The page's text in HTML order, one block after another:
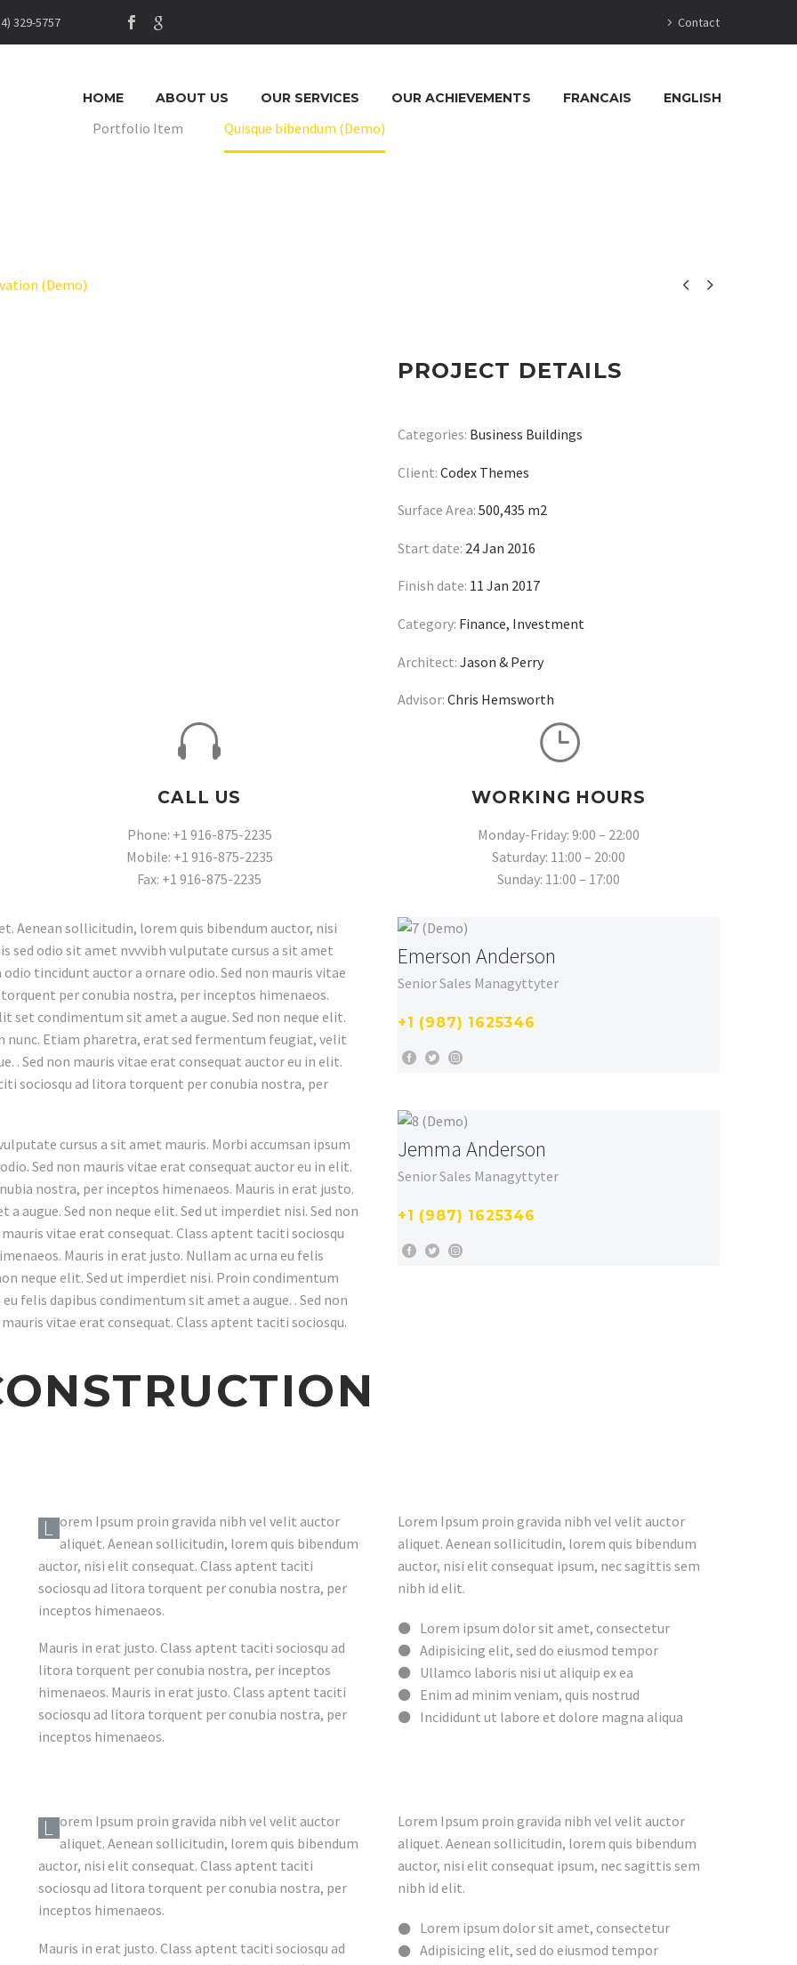
329-5757 Contact
HOME ABOUT US OUR SERVICES OUR ACHIEVEMENTS FRANCAIS ENGLISH
Portfolio Item Quisque bibendum (Demo)
 
(Demo)
PROJECT DETAILS
Categories: Business Buildings
Client: Codex Themes
Surface Area: 500,435 m2
Start date: 24 Jan 2016
Finish date: 11 Jan 2017
Category: Finance, Investment
Architect: Jason & Perry
Advisor: Chris Hemsworth
CALL US
Phone: +1 916-875-2235
Mobile: +1 916-875-2235
Fax: +1 916-875-2235
WORKING HOURS
Monday-Friday: 9:00 – 22:00
Saturday: 11:00 – 20:00
Sunday: 11:00 – 17:00
Aenean sollicitudin, lorem quis bibendum auctor, nisi
sed odio sit amet nvvvibh vulputate cursus a sit amet
tincidunt auctor a ornare odio. Sed non mauris vitae
per conubia nostra, per inceptos himenaeos.
set condimentum sit amet a augue. Sed non neque elit.
Etiam pharetra, erat sed fermentum feugiat, velit
. Sed non mauris vitae erat consequat auctor eu in elit.
sociosqu ad litora torquent per conubia nostra, per
cursus a sit amet mauris. Morbi accumsan ipsum
Sed non mauris vitae erat consequat auctor eu in elit.
nostra, per inceptos himenaeos. Mauris in erat justo.
augue. Sed non neque elit. Sed ut imperdiet nisi. Sed non
vitae erat consequat. Class aptent taciti sociosqu
Mauris in erat justo. Nullam ac urna eu felis
neque elit. Sed ut imperdiet nisi. Proin condimentum
felis dapibus condimentum sit amet a augue. . Sed non
vitae erat consequat. Class aptent taciti sociosqu.
Emerson Anderson
Senior Sales Managyttyter
+1 (987) 1625346
Jemma Anderson
Senior Sales Managyttyter
+1 (987) 1625346
L orem Ipsum proin gravida nibh vel velit auctor
aliquet. Aenean sollicitudin, lorem quis bibendum
auctor, nisi elit consequat. Class aptent taciti
sociosqu ad litora torquent per conubia nostra, per
inceptos himenaeos.
Mauris in erat justo. Class aptent taciti sociosqu ad
litora torquent per conubia nostra, per inceptos
himenaeos. Mauris in erat justo. Class aptent taciti
sociosqu ad litora torquent per conubia nostra, per
inceptos himenaeos.
Lorem Ipsum proin gravida nibh vel velit auctor
aliquet. Aenean sollicitudin, lorem quis bibendum
auctor, nisi elit consequat ipsum, nec sagittis sem
nibh id elit.
Lorem ipsum dolor sit amet, consectetur
Adipisicing elit, sed do eiusmod tempor
Ullamco laboris nisi ut aliquip ex ea
Enim ad minim veniam, quis nostrud
Incididunt ut labore et dolore magna aliqua
L orem Ipsum proin gravida nibh vel velit auctor
aliquet. Aenean sollicitudin, lorem quis bibendum
auctor, nisi elit consequat. Class aptent taciti
sociosqu ad litora torquent per conubia nostra, per
inceptos himenaeos.
Mauris in erat justo. Class aptent taciti sociosqu ad
Lorem Ipsum proin gravida nibh vel velit auctor
aliquet. Aenean sollicitudin, lorem quis bibendum
auctor, nisi elit consequat ipsum, nec sagittis sem
nibh id elit.
Lorem ipsum dolor sit amet, consectetur
Adipisicing elit, sed do eiusmod tempor